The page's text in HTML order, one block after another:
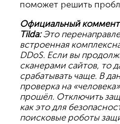
поможет решить
Официальный
Tilda:Это
встроенная
DDoS. Если вы
сканерами сайтов, то
срабатывать чаще. В
проверка на
прошёл. Отключить
как это для
поисковые роботы